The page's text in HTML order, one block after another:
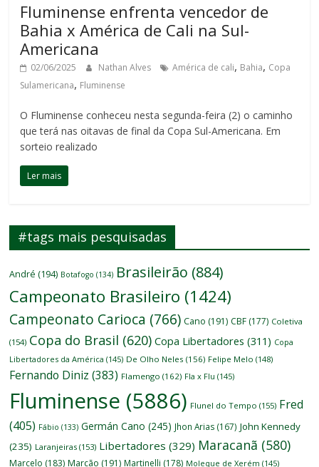
Fluminense enfrenta vencedor de
Bahia x América de Cali na Sul-
Americana
02/06/2025 Nathan Alves América de cali, Bahia, Copa
Sulamericana, Fluminense
O Fluminense conheceu nesta segunda-feira (2) o caminho
que terá nas oitavas de final da Copa Sul-Americana. Em
sorteio realizado
Ler mais
#tags mais pesquisadas
André (194) Botafogo (134) Brasileirão (884)
Campeonato Brasileiro (1424)
Campeonato Carioca (766) Cano (191) CBF (177) Coletiva
(154) Copa do Brasil (620) Copa Libertadores (311) Copa
Libertadores da América (145) De Olho Neles (156) Felipe Melo (148)
Fernando Diniz (383) Flamengo (162) Fla x Flu (145)
Fluminense (5886) Flunel do Tempo (155) Fred
(405) Fábio (133) Germán Cano (245) Jhon Arias (167) John Kennedy
(235) Laranjeiras (153) Libertadores (329) Maracanã (580)
Marcelo (183) Marcão (191) Martinelli (178) Moleque de Xerém (145)